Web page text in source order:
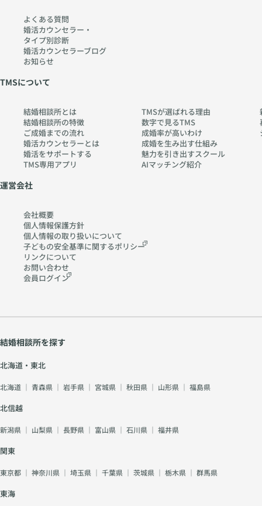
よくある質問
婚活カウンセラー・
タイプ別診断
婚活カウンセラーブログ
お知らせ
TMSについて
結婚相談所とは
結婚相談所の特徴
ご成婚までの流れ
婚活カウンセラーとは
婚活をサポートする
TMS専用アプリ
TMSが選ばれる理由
数字で見るTMS
成婚率が高いわけ
成婚を生み出す仕組み
魅力を引き出すスクール
AIマッチング紹介
運営会社
会社概要
個人情報保護方針
個人情報の取り扱いについて
子どもの安全基準に関するポリシー
リンクについて
お問い合わせ
会員ログイン
結婚相談所を探す
北海道・東北
北海道 ｜ 青森県 ｜ 岩手県 ｜ 宮城県 ｜ 秋田県 ｜ 山形県 ｜ 福島県
北信越
新潟県 ｜ 山梨県 ｜ 長野県 ｜ 富山県 ｜ 石川県 ｜ 福井県
関東
東京都 ｜ 神奈川県 ｜ 埼玉県 ｜ 千葉県 ｜ 茨城県 ｜ 栃木県 ｜ 群馬県
東海